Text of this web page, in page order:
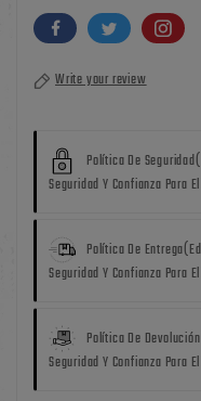
Write your review
Política De Seguridad
Seguridad Y Confianza Para
Política De Entrega
Seguridad Y Confianza Para
Política De Devolución
Seguridad Y Confianza Para